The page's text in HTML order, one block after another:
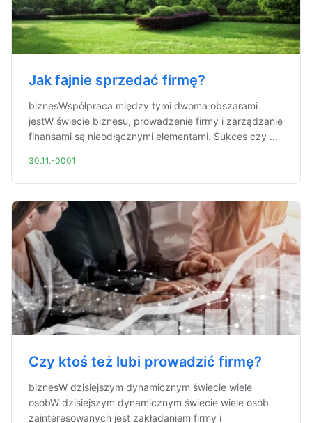
Jak fajnie sprzedać firmę?
biznesWspółpraca między tymi dwoma obszarami
jestW świecie biznesu, prowadzenie firmy i zarządzanie
finansami są nieodłącznymi elementami. Sukces czy ...
30.11.-0001
Czy ktoś też lubi prowadzić firmę?
biznesW dzisiejszym dynamicznym świecie wiele
osóbW dzisiejszym dynamicznym świecie wiele osób
zainteresowanych jest zakładaniem firmy i